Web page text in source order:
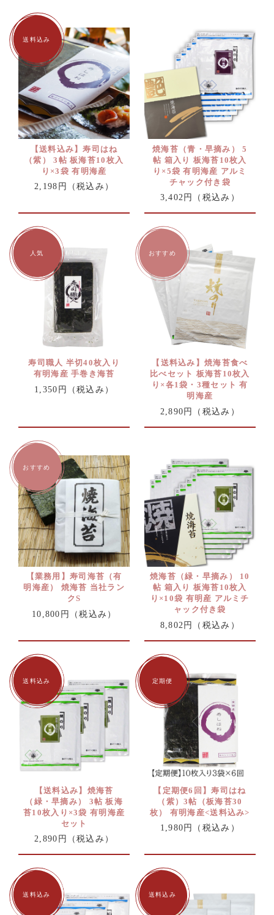
【送料込み】寿司はね
（紫） 3帖 板海苔10枚入
り×3袋 有明海産
2,198円
（税込み）
焼海苔（青・早摘み） 5
帖 箱入り 板海苔10枚入
り×5袋 有明海産 アルミ
チャック付き袋
3,402円
（税込み）
寿司職人 半切40枚入り
有明海産 手巻き海苔
1,350円
（税込み）
【送料込み】焼海苔食べ
比べセット 板海苔10枚入
り×各1袋・3種セット 有
明海産
2,890円
（税込み）
【業務用】寿司海苔（有
明海産） 焼海苔 当社ラン
クS
10,800円
（税込み）
焼海苔（緑・早摘み） 10
帖 箱入り 板海苔10枚入
り×10袋 有明産 アルミチ
ャック付き袋
8,802円
（税込み）
【送料込み】焼海苔
（緑・早摘み） 3帖 板海
苔10枚入り×3袋 有明海産
セット
2,890円
（税込み）
【定期便6回】寿司はね
（紫）3帖（板海苔30
枚） 有明海産<送料込み>
1,980円
（税込み）